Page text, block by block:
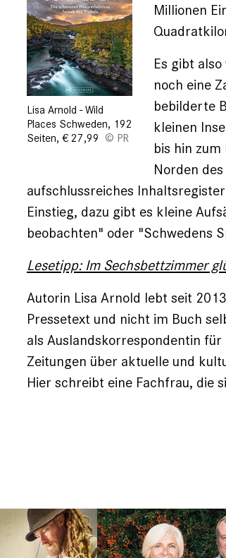
Lisa Arnold - Wild
Places Schweden, 192
Seiten, € 27,99
PR
Millionen
Es gibt
noch eine
bebilderte
kleinen
bis hin
Norden
aufschlussreiches
Einstieg, dazu gibt es kleine
beobachten" oder "Schwedens
Lesetipp: Im Sechsbettzimmer
Autorin Lisa Arnold lebt seit
Pressetext und nicht im Buch
als Auslandskorrespondentin
Zeitungen über aktuelle und
Hier schreibt eine Fachfrau, die